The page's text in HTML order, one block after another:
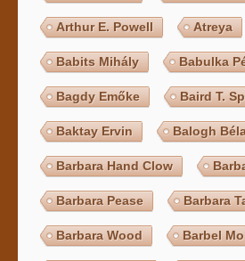
Arthur E. Powell Atreya
Babits Mihály Babulka
Bagdy Emőke Baird T.
Baktay Ervin Balogh
Barbara Hand Clow
Barbara Pease Barbara
Barbara Wood Barbel